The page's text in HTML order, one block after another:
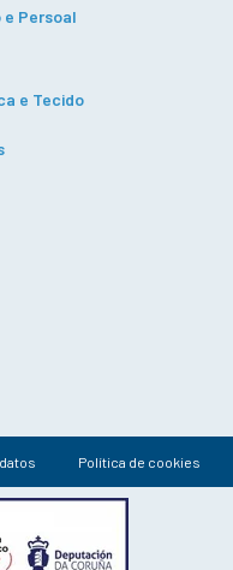
e Persoal
e Tecido
Política de cookies